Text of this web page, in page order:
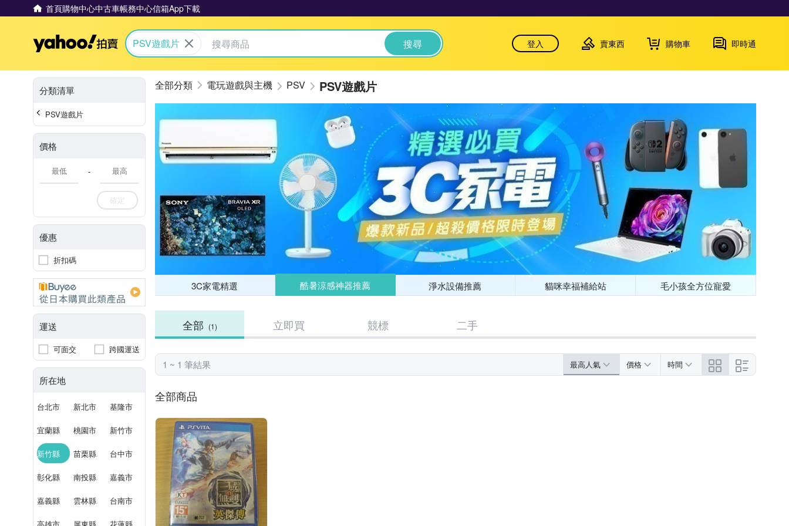
首頁購物中心中古車帳務中心信箱App下載
Yahoo拍賣
PSV遊戲片 搜尋 登入 賣東西 購物車 即時通
分類清單
PSV遊戲片
價格
-
確定
優惠
折扣碼
運送
可面交 跨國運送
所在地
台北市 新北市 基隆市
宜蘭縣 桃園市 新竹市
新竹縣 苗栗縣 台中市
彰化縣 南投縣 嘉義市
嘉義縣 雲林縣 台南市
電玩遊戲與主機 PSV PSV遊戲片
3C家電精選 酷暑涼感神器推薦 淨水設備推薦 貓咪幸福補給站 毛小孩全方位寵愛
全部 (1) 立即買 競標 二手
1 ~ 1 筆結果 最高人氣 價格 時間
全部商品